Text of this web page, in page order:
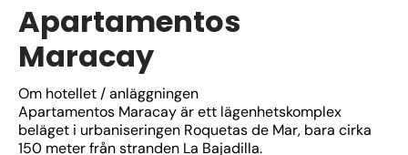
Apartamentos
Maracay
Om hotellet / anläggningen
Apartamentos Maracay är ett lägenhetskomplex
beläget i urbaniseringen Roquetas de Mar, bara cirka
150 meter från stranden La Bajadilla.